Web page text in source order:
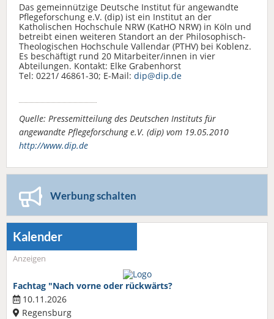
Das gemeinnützige Deutsche Institut für angewandte
Pflegeforschung e.V. (dip) ist ein Institut an der
Katholischen Hochschule NRW (KatHO NRW) in Köln und
betreibt einen weiteren Standort an der Philosophisch-
Theologischen Hochschule Vallendar (PTHV) bei Koblenz.
Es beschäftigt rund 20 Mitarbeiter/innen in vier
Abteilungen. Kontakt: Elke Grabenhorst
Tel: 0221/ 46861-30; E-Mail: dip@dip.de
Quelle: Pressemitteilung des Deutschen Instituts für
angewandte Pflegeforschung e.V. (dip) vom 19.05.2010
http://www.dip.de
Werbung schalten
Kalender
Anzeigen
Fachtag "Nach vorne oder rückwärts?
10.11.2026
Regensburg